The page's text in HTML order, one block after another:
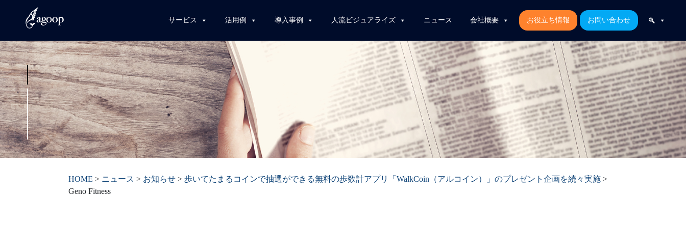
サービス 活用例 導入事例 人流ビジュアライズ ニュース 会社概要 お役立ち情報 お問い合わせ
HOME > ニュース > お知らせ >歩いてたまるコインで抽選ができる無料の歩数計アプリ「WalkCoin（アルコイン）」のプレゼント企画を続々実施 >
Geno Fitness